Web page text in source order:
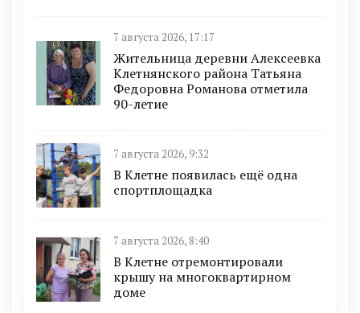
7 августа 2026, 17:17
Жительница деревни Алексеевка
Клетнянского района Татьяна
Федоровна Романова отметила
90-летие
7 августа 2026, 9:32
В Клетне появилась ещё одна
спортплощадка
7 августа 2026, 8:40
В Клетне отремонтировали
крышу на многоквартирном
доме